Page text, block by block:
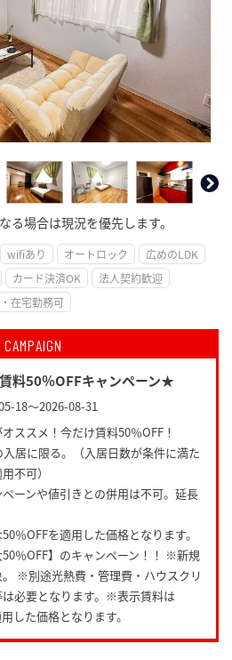
場合は現況を優先します。
wifiあり オートロック
広めのLDK
カード決済OK
法人契約歓迎
在宅勤務可
CAMPAIGN
料50％OFFキャンペーン★
18～2026-08-31
ススメ！今だけ賃料50％OFF！
入居に限る。（入居日数が条件に満た
不可）
ペーンや値引きとの併用は不可。延長
％OFFを適用した価格となります。
％OFF】のキャンペーン！！ ※新規
※別途光熱費・管理費・ハウスクリ
は必要となります。※表示賃料は
した価格となります。